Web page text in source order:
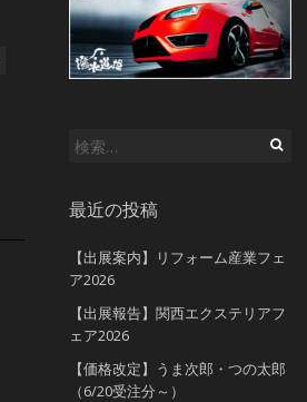
検
最近の投稿
【出展案内】リフォーム産業フェ
ア2026
【出展報告】関西エクステリアフ
ェア2026
【価格改定】うま次郎・つの太郎
（6/20受注分～）